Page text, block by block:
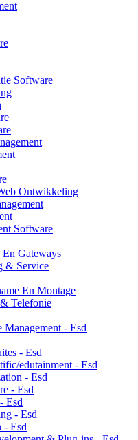
Software
Ontwikkeling
Software
Gateways
& Service
En Montage
Telefonie
- Esd
- Esd
edutainment - Esd
- Esd
- Esd
Esd
- Esd
- Esd